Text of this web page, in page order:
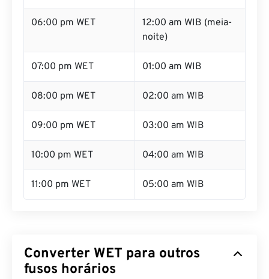
06:00 pm WET
12:00 am WIB (meia-
noite)
07:00 pm WET 01:00 am WIB
08:00 pm WET 02:00 am WIB
09:00 pm WET 03:00 am WIB
10:00 pm WET 04:00 am WIB
11:00 pm WET 05:00 am WIB
Converter WET para outros
fusos horários